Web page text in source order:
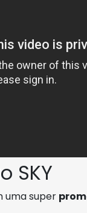
SKY
uma super